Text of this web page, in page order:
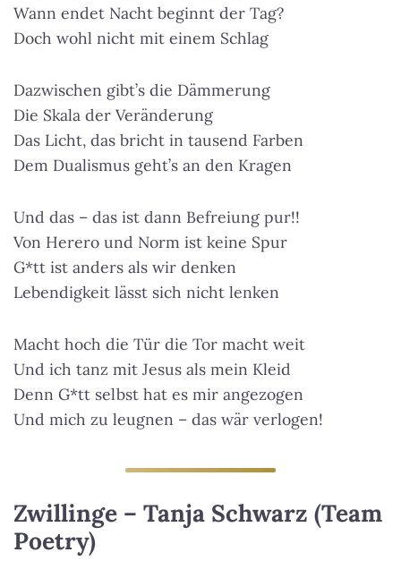
Wann endet Nacht beginnt der Tag?
Doch wohl nicht mit einem Schlag
Dazwischen gibt’s die Dämmerung
Die Skala der Veränderung
Das Licht, das bricht in tausend Farben
Dem Dualismus geht’s an den Kragen
Und das – das ist dann Befreiung pur!!
Von Herero und Norm ist keine Spur
G*tt ist anders als wir denken
Lebendigkeit lässt sich nicht lenken
Macht hoch die Tür die Tor macht weit
Und ich tanz mit Jesus als mein Kleid
Denn G*tt selbst hat es mir angezogen
Und mich zu leugnen – das wär verlogen!
Zwillinge – Tanja Schwarz (Team
Poetry)